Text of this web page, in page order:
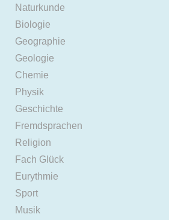
Naturkunde
Biologie
Geographie
Geologie
Chemie
Physik
Geschichte
Fremdsprachen
Religion
Fach Glück
Eurythmie
Sport
Musik